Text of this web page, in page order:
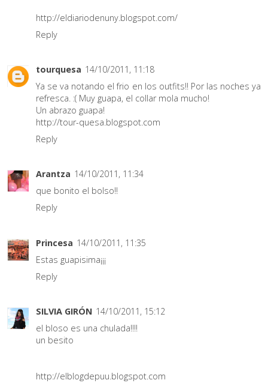
http://eldiariodenuny.blogspot.com/
Reply
tourquesa 14/10/2011, 11:18
Ya se va notando el frio en los outfits!! Por las noches ya
refresca. :( Muy guapa, el collar mola mucho!
Un abrazo guapa!
http://tour-quesa.blogspot.com
Reply
Arantza 14/10/2011, 11:34
que bonito el bolso!!
Reply
Princesa 14/10/2011, 11:35
Estas guapisima¡¡¡
Reply
SILVIA GIRÓN 14/10/2011, 15:12
el bloso es una chulada!!!!
un besito
http://elblogdepuu.blogspot.com